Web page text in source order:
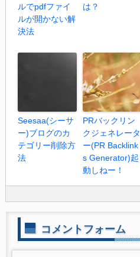
ルでpdfファイ
ルが開かない解
決法
は？
Seesaa(シーサ
ー)ブログのカ
テゴリー削除方
法
PRバックリン
クジェネレータ
ー(PR Backlink
s Generator)起
動しねー！
コメントフォーム